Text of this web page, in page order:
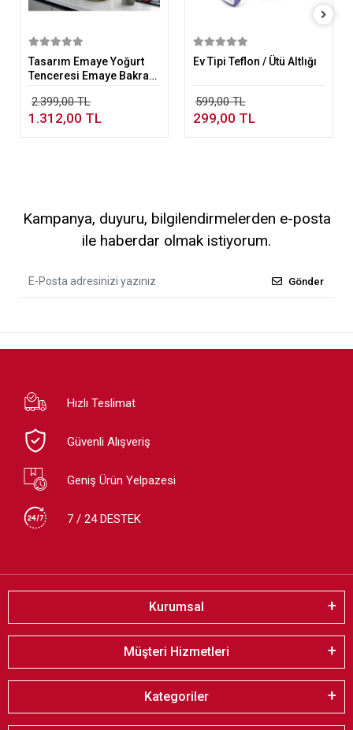
Sepete Ekle
Tasarım Emaye Yoğurt
Tenceresi Emaye Bakraç
2.399,00 TL
1.312,00 TL
Sepete Ekle
Ev Tipi Teflon / Ütü Altlığı
599,00 TL
299,00 TL
Kampanya, duyuru, bilgilendirmelerden e-posta
ile haberdar olmak istiyorum.
Gönder
Hızlı Teslimat
Güvenli Alışveriş
Geniş Ürün Yelpazesi
7 / 24 DESTEK
Kurumsal
Müşteri Hizmetleri
Kategoriler